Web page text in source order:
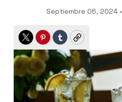
Septiembre 06, 2024 •
TwitterPinterest
TumblrCopy